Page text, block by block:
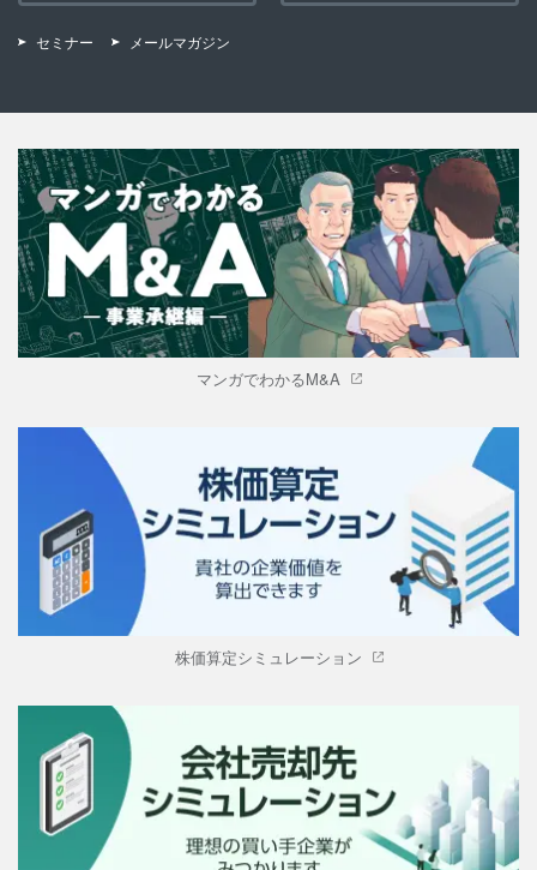
セミナー メールマガジン
マンガでわかるM&A
株価算定シミュレーション